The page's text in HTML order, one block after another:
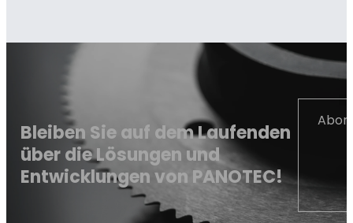
Bleiben Sie auf dem Laufenden
über die Lösungen und
Entwicklungen von PANOTEC!